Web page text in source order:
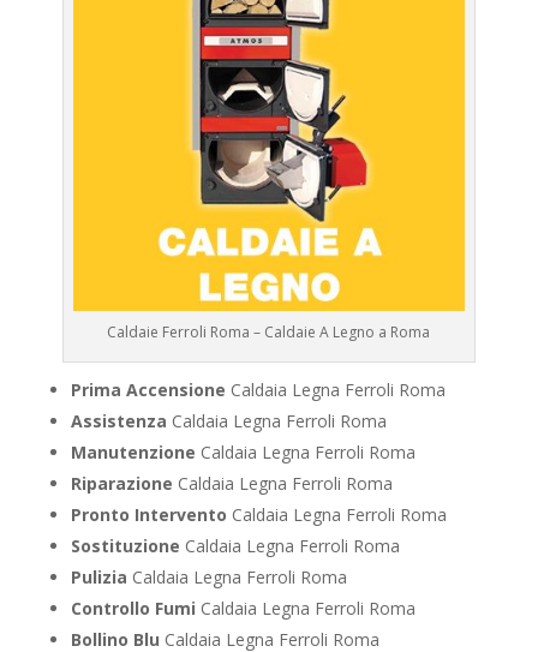
Caldaie Ferroli Roma – Caldaie A Legno a Roma
Prima Accensione Caldaia Legna Ferroli Roma
Assistenza Caldaia Legna Ferroli Roma
Manutenzione Caldaia Legna Ferroli Roma
Riparazione Caldaia Legna Ferroli Roma
Pronto Intervento Caldaia Legna Ferroli Roma
Sostituzione Caldaia Legna Ferroli Roma
Pulizia Caldaia Legna Ferroli Roma
Controllo Fumi Caldaia Legna Ferroli Roma
Bollino Blu Caldaia Legna Ferroli Roma